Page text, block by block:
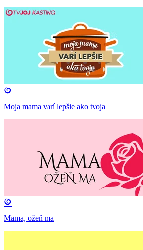
Moja mama varí lepšie ako tvoja
Mama, ožeň ma